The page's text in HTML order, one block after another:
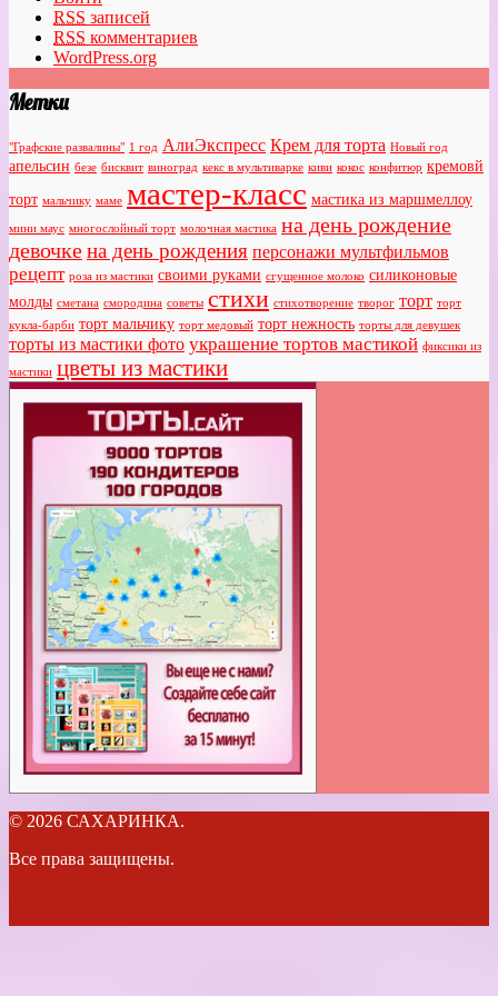
RSS записей
RSS комментариев
WordPress.org
Метки
"Графские развалины" 1 год АлиЭкспресс Крем для торта Новый год
апельсин безе бисквит виноград кекс в мультиварке киви кокос конфитюр кремовй
торт мальчику маме мастер-класс мастика из маршмеллоу
мини маус многослойный торт молочная мастика на день рождение
девочкена день рождения персонажи мультфильмов
рецепт роза из мастики своими руками сгущенное молоко силиконовые
молды сметана смородина советы стихи стихотворение творог торт торт
кукла-барби торт мальчику торт медовый торт нежность торты для девушек
торты из мастики фото украшение тортов мастикой фиксики из
мастики цветы из мастики
© 2026 САХАРИНКА.
Все права защищены.